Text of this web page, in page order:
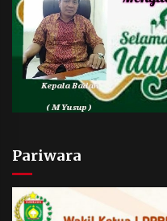
Pariwara